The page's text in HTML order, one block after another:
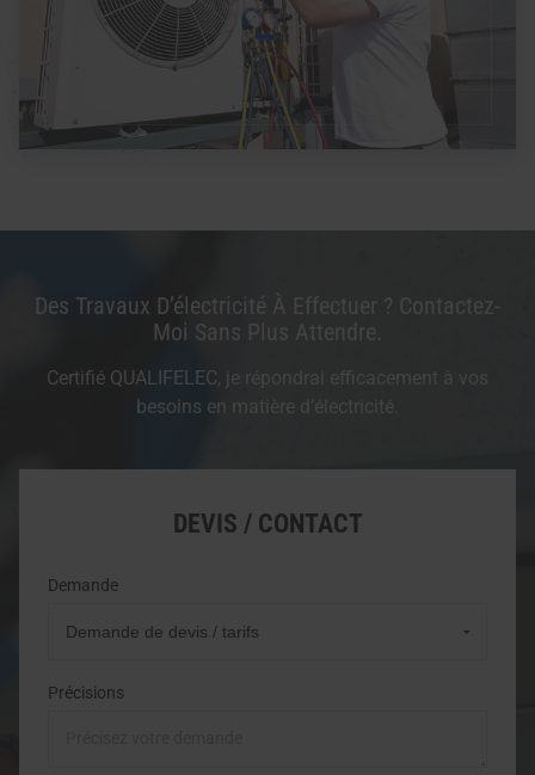
Des Travaux D’électricité À Effectuer ? Contactez-
Moi Sans Plus Attendre.
Certifié QUALIFELEC, je répondrai efficacement à vos
besoins en matière d’électricité.
DEVIS / CONTACT
Demande
Précisions